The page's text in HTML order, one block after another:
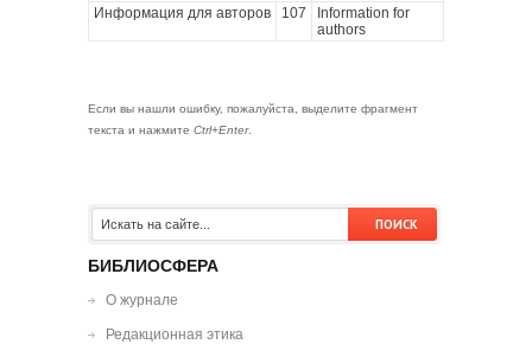
Информация для авторов 107
Information for
authors
Если вы нашли ошибку, пожалуйста, выделите фрагмент
текста и нажмите Ctrl+Enter.
БИБЛИОСФЕРА
О журнале
Редакционная этика